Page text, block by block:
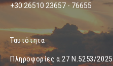
+30 26510 23657 - 76655
Ταυτότητα
Πληροφορίες α.27 Ν.5253/2025